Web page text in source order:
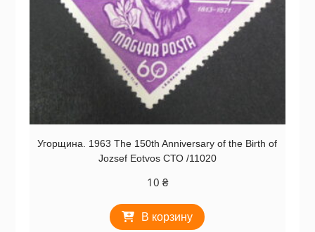
Угорщина. 1963 The 150th Anniversary of the Birth of
Jozsef Eotvos СТО /11020
10 ₴
В корзину